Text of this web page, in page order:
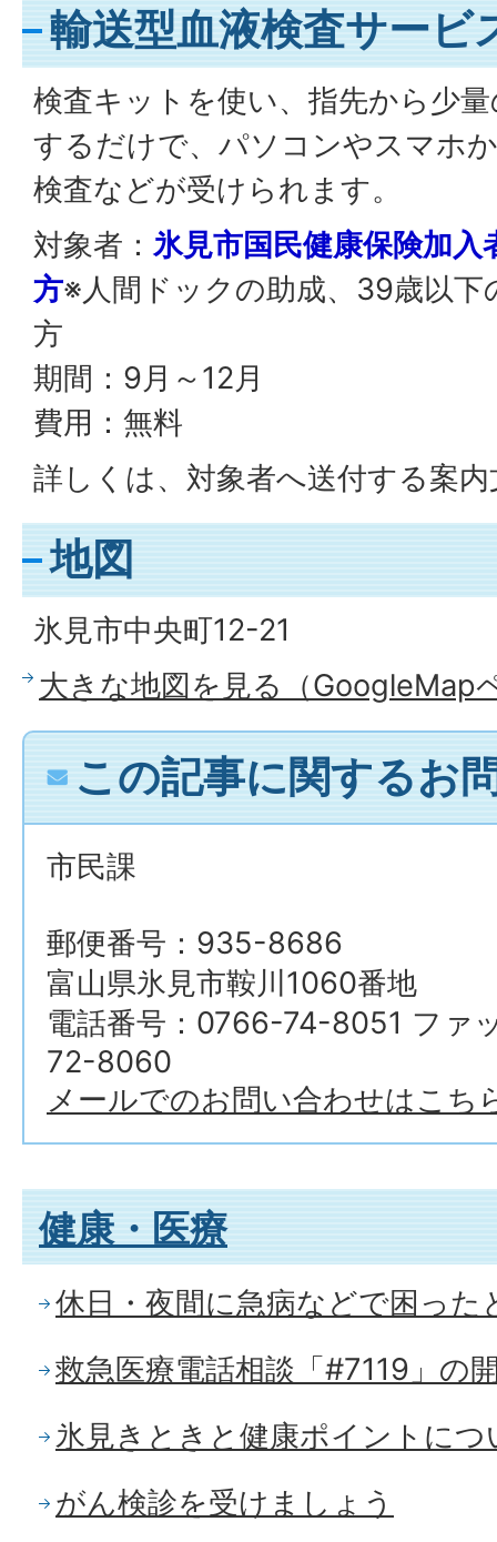
輸送型血液検査サービ
検査キットを使い、指先から少
するだけで、パソコンやスマホ
検査などが受けられます。
対象者： 氷見市国民健康保険加
方※人間ドックの助成、39歳以
方
期間：9月～12月
費用：無料
詳しくは、対象者へ送付する案
地図
氷見市中央町12-21
大きな地図を見る（GoogleMap
この記事に関するお
市民課
郵便番号：935-8686
富山県氷見市鞍川1060番地
電話番号：0766-74-8051 ファ
72-8060
メールでのお問い合わせはこち
健康・医療
休日・夜間に急病などで困った
救急医療電話相談「#7119」の
氷見きときと健康ポイントにつ
がん検診を受けましょう